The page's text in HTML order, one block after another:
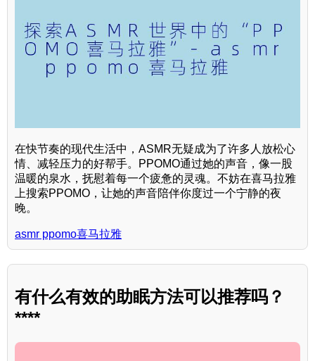
在快节奏的现代生活中，ASMR无疑成为了许多人放松心
情、减轻压力的好帮手。PPOMO通过她的声音，像一股
温暖的泉水，抚慰着每一个疲惫的灵魂。不妨在喜马拉雅
上搜索PPOMO，让她的声音陪伴你度过一个宁静的夜
晚。
asmr ppomo喜马拉雅
有什么有效的助眠方法可以推荐吗？
****